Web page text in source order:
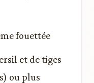
fouettée
et de tiges
ou plus